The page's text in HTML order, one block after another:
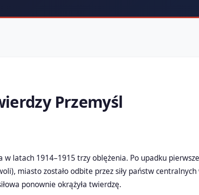
Przemyśl
latach 1914–1915 trzy oblężenia. Po upadku
miasto zostało odbite przez siły państw
ponownie okrążyła twierdzę.